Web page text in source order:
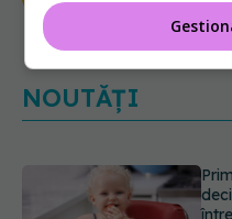
abonează‑te!
NOUTĂȚI